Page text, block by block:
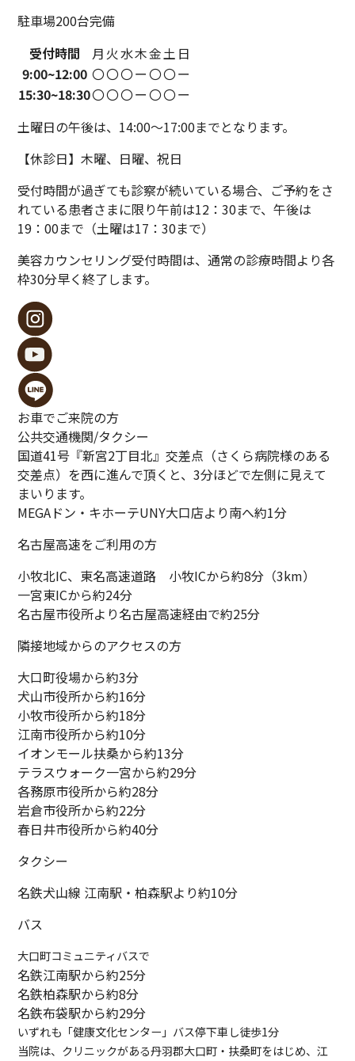
駐車場200台完備
受付時間
月 火水木金土 日
9:00~12:00 〇〇〇ー〇〇ー
15:30~18:30〇〇〇ー〇〇ー
土曜日の午後は、14:00〜17:00までとなります。
【休診日】木曜、日曜、祝日
受付時間が過ぎても診察が続いている場合、ご予約をさ
れている患者さまに限り午前は12：30まで、午後は
19：00まで（土曜は17：30まで）
美容カウンセリング受付時間は、通常の診療時間より各
枠30分早く終了します。
お車でご来院の方
公共交通機関/タクシー
国道41号『新宮2丁目北』交差点（さくら病院様のある
交差点）を西に進んで頂くと、3分ほどで左側に見えて
まいります。
MEGAドン・キホーテUNY大口店より南へ約1分
名古屋高速をご利用の方
小牧北IC、東名高速道路 小牧ICから約8分（3km）
一宮東ICから約24分
名古屋市役所より名古屋高速経由で約25分
隣接地域からのアクセスの方
大口町役場から約3分
犬山市役所から約16分
小牧市役所から約18分
江南市役所から約10分
イオンモール扶桑から約13分
テラスウォーク一宮から約29分
各務原市役所から約28分
岩倉市役所から約22分
春日井市役所から約40分
タクシー
名鉄犬山線 江南駅・柏森駅より約10分
バス
大口町コミュニティバスで
名鉄江南駅から約25分
名鉄柏森駅から約8分
名鉄布袋駅から約29分
いずれも「健康文化センター」バス停下車し徒歩1分
当院は、クリニックがある丹羽郡大口町・扶桑町をはじめ、江